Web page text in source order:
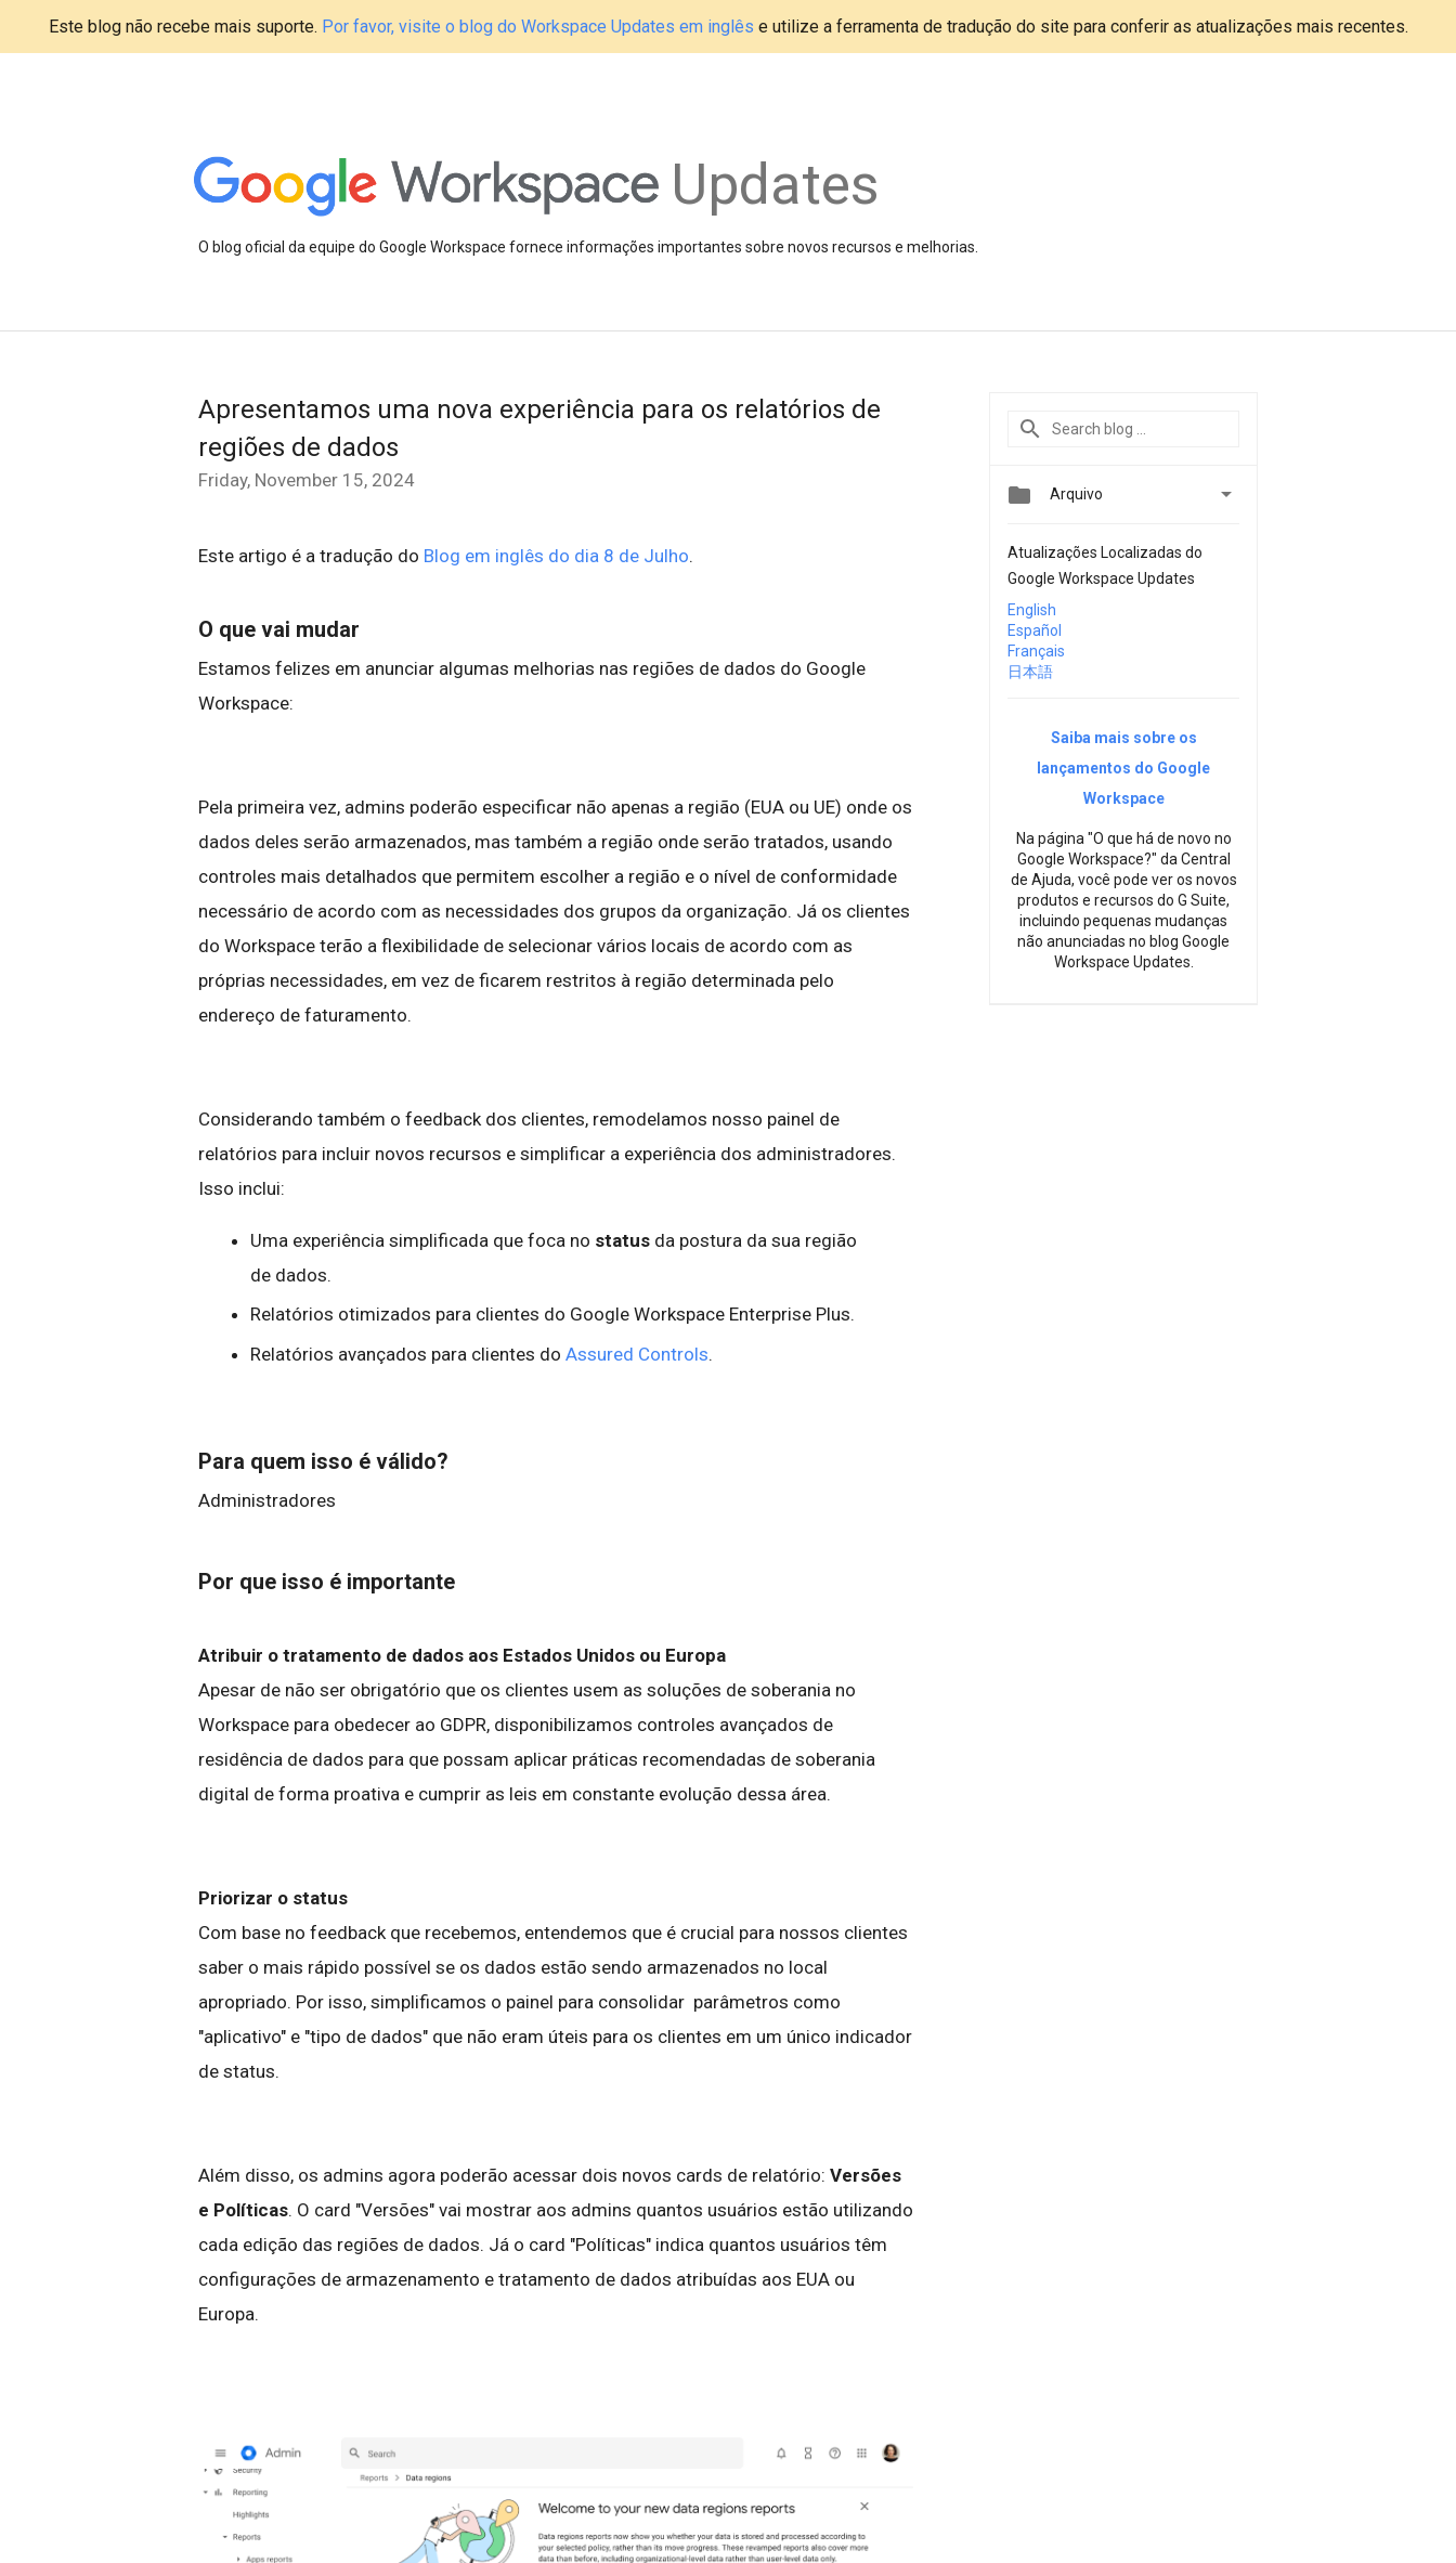
Este blog não recebe mais suporte. Por favor, visite o blog do Workspace Updates em inglês e utilize a ferramenta de tradução do site para conferir as atualizações mais recentes.
Updates
O blog oficial da equipe do Google Workspace fornece informações importantes sobre novos recursos e melhorias.
Apresentamos uma nova experiência para os relatórios de
regiões de dados
Friday, November 15, 2024
Este artigo é a tradução do Blog em inglês do dia 8 de Julho.
O que vai mudar
Estamos felizes em anunciar algumas melhorias nas regiões de dados do Google
Workspace:
Pela primeira vez, admins poderão especificar não apenas a região (EUA ou UE) onde os
dados deles serão armazenados, mas também a região onde serão tratados, usando
controles mais detalhados que permitem escolher a região e o nível de conformidade
necessário de acordo com as necessidades dos grupos da organização. Já os clientes
do Workspace terão a flexibilidade de selecionar vários locais de acordo com as
próprias necessidades, em vez de ficarem restritos à região determinada pelo
endereço de faturamento.
Considerando também o feedback dos clientes, remodelamos nosso painel de
relatórios para incluir novos recursos e simplificar a experiência dos administradores.
Isso inclui:
Uma experiência simplificada que foca no status da postura da sua região
de dados.
Relatórios otimizados para clientes do Google Workspace Enterprise Plus.
Relatórios avançados para clientes do Assured Controls.
Para quem isso é válido?
Administradores
Por que isso é importante
Atribuir o tratamento de dados aos Estados Unidos ou Europa
Apesar de não ser obrigatório que os clientes usem as soluções de soberania no
Workspace para obedecer ao GDPR, disponibilizamos controles avançados de
residência de dados para que possam aplicar práticas recomendadas de soberania
digital de forma proativa e cumprir as leis em constante evolução dessa área.
Priorizar o status
Com base no feedback que recebemos, entendemos que é crucial para nossos clientes
saber o mais rápido possível se os dados estão sendo armazenados no local
apropriado. Por isso, simplificamos o painel para consolidar parâmetros como
"aplicativo" e "tipo de dados" que não eram úteis para os clientes em um único indicador
de status.
Além disso, os admins agora poderão acessar dois novos cards de relatório: Versões
e Políticas. O card "Versões" vai mostrar aos admins quantos usuários estão utilizando
cada edição das regiões de dados. Já o card "Políticas" indica quantos usuários têm
configurações de armazenamento e tratamento de dados atribuídas aos EUA ou
Europa.
 Arquivo 
Atualizações Localizadas do
Google Workspace Updates
English
Español
Français
日本語
Saiba mais sobre os
lançamentos do Google
Workspace
Na página "O que há de novo no
Google Workspace?" da Central
de Ajuda, você pode ver os novos
produtos e recursos do G Suite,
incluindo pequenas mudanças
não anunciadas no blog Google
Workspace Updates.